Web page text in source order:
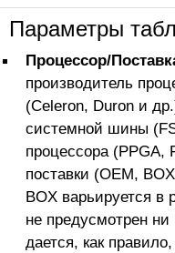
Параметры
Процессор/
производитель
(Celeron, Duron и
системной шины
процессора (PPGA,
поставки (OEM,
BOX варьируется в
не предусмотрен ни
дается, как